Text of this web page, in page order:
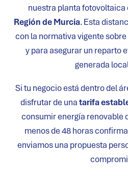
nuestra planta fotovoltaica
Región de Murcia. Esta
con la normativa vigente
y para asegurar un reparto
generada
Si tu negocio está dentro del
disfrutar de unatarifa
consumir energía renovable
menos de 48 horas
enviamos una propuesta